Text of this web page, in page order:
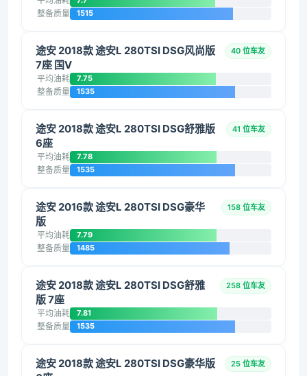
整备质量 1515
途安 2018款 途安L 280TSI DSG风尚版
7座 国V
40 位车友
平均油耗 7.75
整备质量 1535
途安 2018款 途安L 280TSI DSG舒雅版
6座
41 位车友
平均油耗 7.78
整备质量 1535
途安 2016款 途安L 280TSI DSG豪华
版
158 位车友
平均油耗 7.79
整备质量 1485
途安 2018款 途安L 280TSI DSG舒雅
版 7座
258 位车友
平均油耗 7.81
整备质量 1535
途安 2018款 途安L 280TSI DSG豪华版
25 位车友